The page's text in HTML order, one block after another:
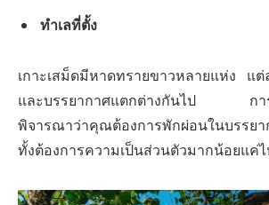
ทำเลที่ตั้ง
เกาะเสม็ดมีหาดทรายขาวหลายแห่ง แ
และบรรยากาศแตกต่างกันไป การ
พิจารณาว่าคุณต้องการพักผ่อนในบรรย
ทั้งต้องการความเป็นส่วนตัวมากน้อยแค่